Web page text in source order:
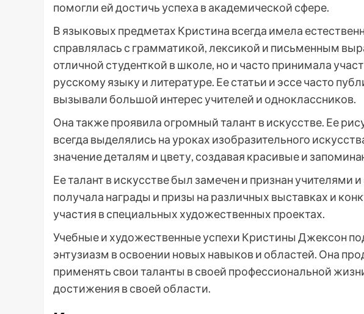
помогли ей достичь успеха в академической сфере.
В языковых предметах Кристина всегда имела
справлялась с грамматикой, лексикой и письменным
отличной студенткой в школе, но и часто принимала
русскому языку и литературе. Ее статьи и эссе часто
вызывали большой интерес учителей и одноклассников.
Она также проявила огромный талант в искусстве. Ее
всегда выделялись на уроках изобразительного
значение деталям и цвету, создавая красивые и
Ее талант в искусстве был замечен и признан учителями
получала награды и призы на различных выставках и
участия в специальных художественных проектах.
Учебные и художественные успехи Кристины Джексон
энтузиазм в освоении новых навыков и областей. Она
применять свои таланты в своей профессиональной
достижения в своей области.